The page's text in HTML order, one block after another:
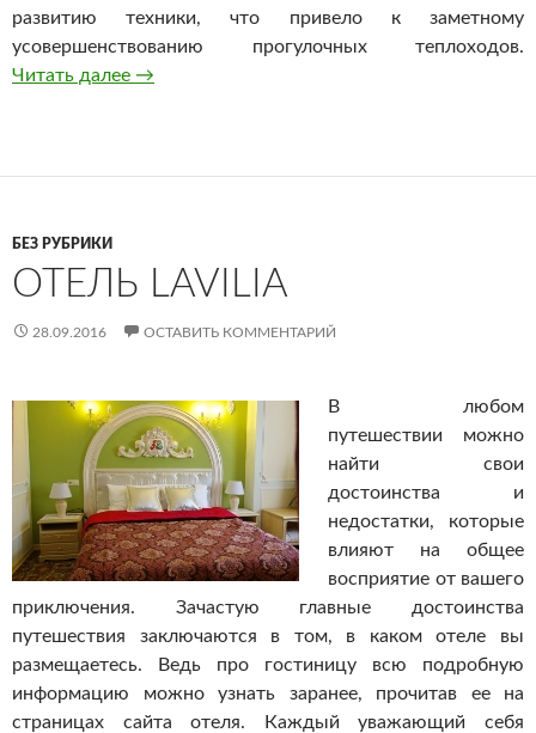
развитию техники, что привело к заметному
усовершенствованию прогулочных теплоходов.
Читать далее Прогулки на теплоходе
→
БЕЗ РУБРИКИ
ОТЕЛЬ LAVILIA
28.09.2016 ОСТАВИТЬ КОММЕНТАРИЙ
В любом
путешествии можно
найти свои
достоинства и
недостатки, которые
влияют на общее
восприятие от вашего
приключения. Зачастую главные достоинства
путешествия заключаются в том, в каком отеле вы
размещаетесь. Ведь про гостиницу всю подробную
информацию можно узнать заранее, прочитав ее на
страницах сайта отеля. Каждый уважающий себя